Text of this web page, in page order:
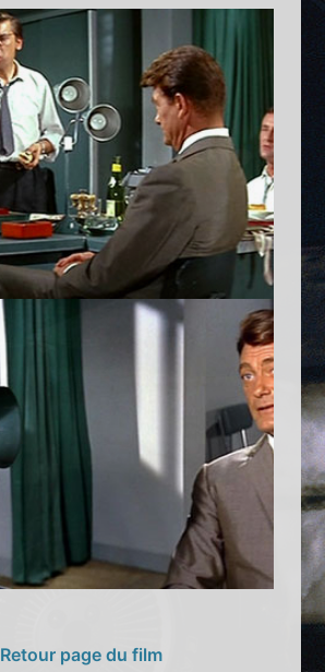
Retour page du film